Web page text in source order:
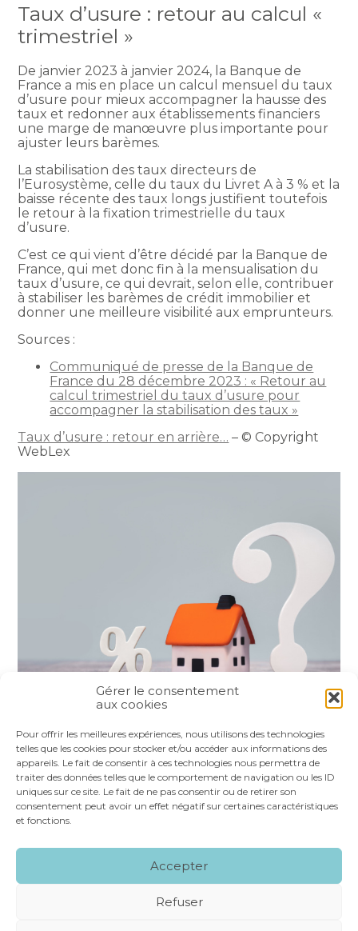
Gérer le consentement
aux cookies
Pour offrir les meilleures expériences, nous utilisons des technologies
telles que les cookies pour stocker et/ou accéder aux informations des
appareils. Le fait de consentir à ces technologies nous permettra de
traiter des données telles que le comportement de navigation ou les ID
uniques sur ce site. Le fait de ne pas consentir ou de retirer son
consentement peut avoir un effet négatif sur certaines caractéristiques
et fonctions.
Accepter
Refuser
Taux d’usure : retour au calcul «
trimestriel »
De janvier 2023 à janvier 2024, la Banque de
France a mis en place un calcul mensuel du taux
d’usure pour mieux accompagner la hausse des
taux et redonner aux établissements financiers
une marge de manœuvre plus importante pour
ajuster leurs barèmes.
La stabilisation des taux directeurs de
l’Eurosystème, celle du taux du Livret A à 3 % et la
baisse récente des taux longs justifient toutefois
le retour à la fixation trimestrielle du taux
d’usure.
C’est ce qui vient d’être décidé par la Banque de
France, qui met donc fin à la mensualisation du
taux d’usure, ce qui devrait, selon elle, contribuer
à stabiliser les barèmes de crédit immobilier et
donner une meilleure visibilité aux emprunteurs.
Sources :
Communiqué de presse de la Banque de
France du 28 décembre 2023 : « Retour au
calcul trimestriel du taux d’usure pour
accompagner la stabilisation des taux »
Taux d’usure : retour en arrière… – © Copyright
WebLex
FaceBook
TwitterLinkedIn
Footer
NOS SERVICES
NOS SPÉCIALITÉS
RECRUTEMENT CONTACT